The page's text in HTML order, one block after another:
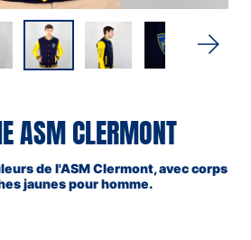
ASM CLERMONT
de l'ASM Clermont, avec corps
jaunes pour homme.